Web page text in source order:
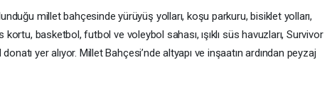
millet bahçesinde yürüyüş yolları, koşu parkuru, bisiklet yolları,
basketbol, futbol ve voleybol sahası, ışıklı süs havuzları, Survivor
yer alıyor. Millet Bahçesi’nde altyapı ve inşaatın ardından peyzaj